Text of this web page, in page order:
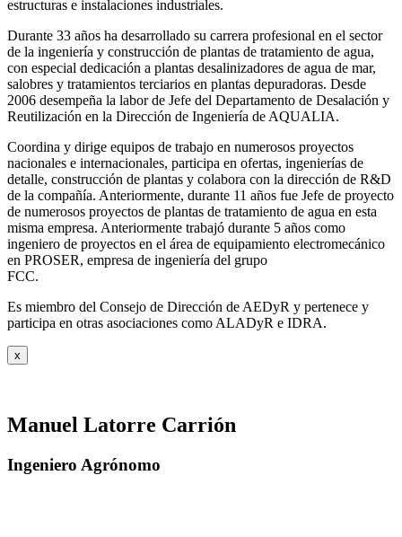
estructuras e instalaciones industriales.
Durante 33 años ha desarrollado su carrera profesional en el sector
de la ingeniería y construcción de plantas de tratamiento de agua,
con especial dedicación a plantas desalinizadores de agua de mar,
salobres y tratamientos terciarios en plantas depuradoras. Desde
2006 desempeña la labor de Jefe del Departamento de Desalación y
Reutilización en la Dirección de Ingeniería de AQUALIA.
Coordina y dirige equipos de trabajo en numerosos proyectos
nacionales e internacionales, participa en ofertas, ingenierías de
detalle, construcción de plantas y colabora con la dirección de R&D
de la compañía. Anteriormente, durante 11 años fue Jefe de proyecto
de numerosos proyectos de plantas de tratamiento de agua en esta
misma empresa. Anteriormente trabajó durante 5 años como
ingeniero de proyectos en el área de equipamiento electromecánico
en PROSER, empresa de ingeniería del grupo
FCC.
Es miembro del Consejo de Dirección de AEDyR y pertenece y
participa en otras asociaciones como ALADyR e IDRA.
x
Manuel Latorre Carrión
Ingeniero Agrónomo